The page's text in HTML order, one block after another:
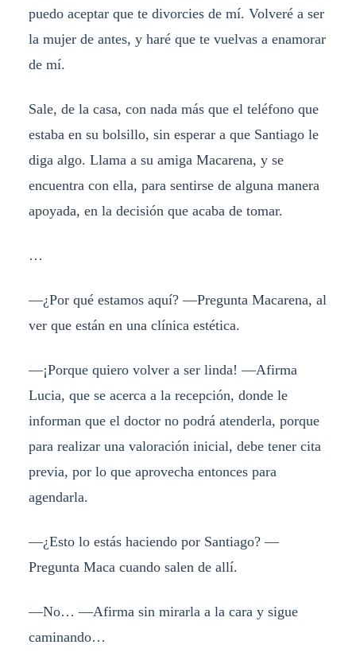
puedo aceptar que te divorcies de mí. Volveré a ser
la mujer de antes, y haré que te vuelvas a enamorar
de mí.
Sale, de la casa, con nada más que el teléfono que
estaba en su bolsillo, sin esperar a que Santiago le
diga algo. Llama a su amiga Macarena, y se
encuentra con ella, para sentirse de alguna manera
apoyada, en la decisión que acaba de tomar.
…
—¿Por qué estamos aquí? —Pregunta Macarena, al
ver que están en una clínica estética.
—¡Porque quiero volver a ser linda! —Afirma
Lucia, que se acerca a la recepción, donde le
informan que el doctor no podrá atenderla, porque
para realizar una valoración inicial, debe tener cita
previa, por lo que aprovecha entonces para
agendarla.
—¿Esto lo estás haciendo por Santiago? —
Pregunta Maca cuando salen de allí.
—No… —Afirma sin mirarla a la cara y sigue
caminando…